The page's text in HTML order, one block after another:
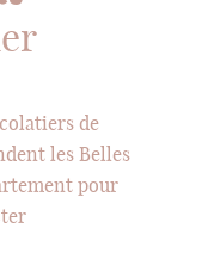
de
les Belles
pour